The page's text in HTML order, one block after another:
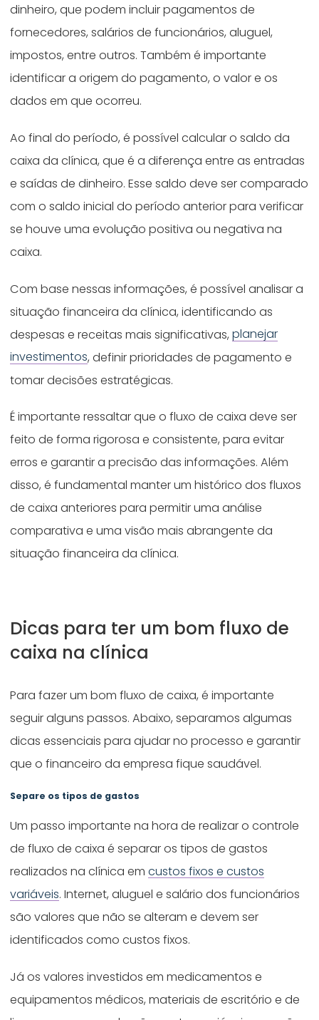
dinheiro, que podem incluir pagamentos de
fornecedores, salários de funcionários, aluguel,
impostos, entre outros. Também é importante
identificar a origem do pagamento, o valor e os
dados em que ocorreu.
Ao final do período, é possível calcular o saldo da
caixa da clínica, que é a diferença entre as entradas
e saídas de dinheiro. Esse saldo deve ser comparado
com o saldo inicial do período anterior para verificar
se houve uma evolução positiva ou negativa na
caixa.
Com base nessas informações, é possível analisar a
situação financeira da clínica, identificando as
despesas e receitas mais significativas,planejar
investimentos, definir prioridades de pagamento e
tomar decisões estratégicas.
É importante ressaltar que o fluxo de caixa deve ser
feito de forma rigorosa e consistente, para evitar
erros e garantir a precisão das informações. Além
disso, é fundamental manter um histórico dos fluxos
de caixa anteriores para permitir uma análise
comparativa e uma visão mais abrangente da
situação financeira da clínica.
Dicas para ter um bom fluxo de
caixa na clínica
Para fazer um bom fluxo de caixa, é importante
seguir alguns passos. Abaixo, separamos algumas
dicas essenciais para ajudar no processo e garantir
que o financeiro da empresa fique saudável.
Separe os tipos de gastos
Um passo importante na hora de realizar o controle
de fluxo de caixa é separar os tipos de gastos
realizados na clínica emcustos fixos e custos
variáveis. Internet, aluguel e salário dos funcionários
são valores que não se alteram e devem ser
identificados como custos fixos.
Já os valores investidos em medicamentos e
equipamentos médicos, materiais de escritório e de